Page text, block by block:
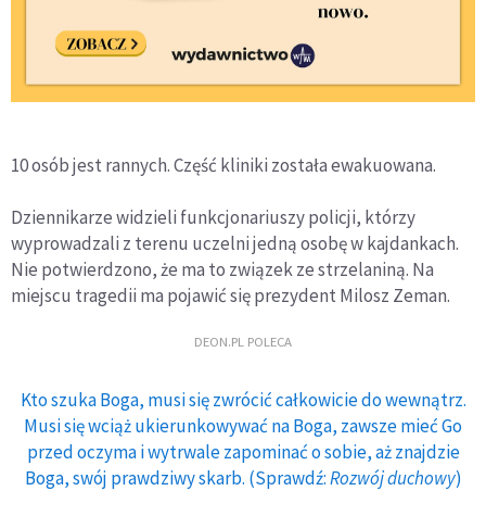
10 osób jest rannych. Część kliniki została ewakuowana.
Dziennikarze widzieli funkcjonariuszy policji, którzy
wyprowadzali z terenu uczelni jedną osobę w kajdankach.
Nie potwierdzono, że ma to związek ze strzelaniną. Na
miejscu tragedii ma pojawić się prezydent Milosz Zeman.
DEON.PL POLECA
Kto szuka Boga, musi się zwrócić całkowicie do wewnątrz.
Musi się wciąż ukierunkowywać na Boga, zawsze mieć Go
przed oczyma i wytrwale zapominać o sobie, aż znajdzie
Boga, swój prawdziwy skarb. (Sprawdź:Rozwój duchowy)